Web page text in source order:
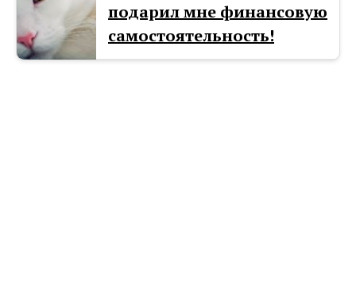
подарил мне финансовую
самостоятельность!